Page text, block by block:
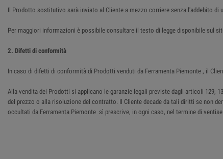
Il Prodotto sostitutivo sarà inviato al Cliente a mezzo corriere senza l'addebito di
Per maggiori informazioni è possibile consultare il testo di legge disponibile sul
2. Difetti di conformità
In caso di difetti di conformità di Prodotti venduti da Ferramenta Piemonte , il
Alla vendita dei Prodotti si applicano le garanzie legali previste dagli articoli 129,
del prezzo o alla risoluzione del contratto. Il Cliente decade da tali diritti se non
occultati da Ferramenta Piemonte sì prescrive, in ogni caso, nel termine di